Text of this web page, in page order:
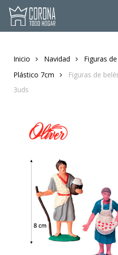
Skip
main
Inicio Navidad Figuras
Plástico 7cm
Figuras de
3uds